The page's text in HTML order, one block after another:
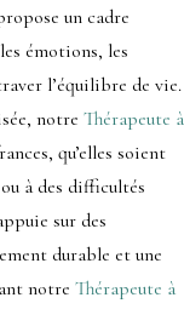
un cadre
émotions, les
l’équilibre de vie.
notre Thérapeute à
qu’elles soient
à des difficultés
sur des
durable et une
notre Thérapeute à